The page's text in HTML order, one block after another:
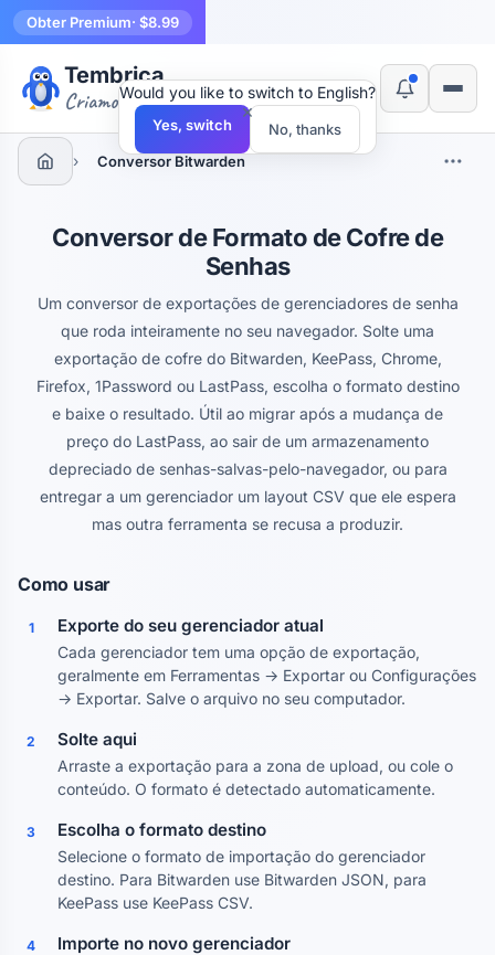
Obter Premium· $8.99
Tembrica
Criamos ferramentas
› Conversor Bitwarden
Conversor de Formato de Cofre de
Senhas
Um conversor de exportações de gerenciadores de senha
que roda inteiramente no seu navegador. Solte uma
exportação de cofre do Bitwarden, KeePass, Chrome,
Firefox, 1Password ou LastPass, escolha o formato destino
e baixe o resultado. Útil ao migrar após a mudança de
preço do LastPass, ao sair de um armazenamento
depreciado de senhas-salvas-pelo-navegador, ou para
entregar a um gerenciador um layout CSV que ele espera
mas outra ferramenta se recusa a produzir.
Como usar
1 Exporte do seu gerenciador atual
Cada gerenciador tem uma opção de exportação,
geralmente em Ferramentas → Exportar ou Configurações
→ Exportar. Salve o arquivo no seu computador.
2 Solte aqui
Arraste a exportação para a zona de upload, ou cole o
conteúdo. O formato é detectado automaticamente.
3 Escolha o formato destino
Selecione o formato de importação do gerenciador
destino. Para Bitwarden use Bitwarden JSON, para
KeePass use KeePass CSV.
4 Importe no novo gerenciador
×
Would you like to switch to English?
Yes, switch No, thanks